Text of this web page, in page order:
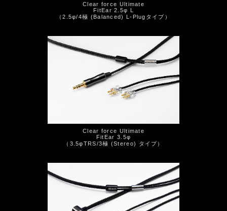
Clear force Ultimate
FitEar 2.5φ L
（2.5φ/4極 (Balanced) L-Plugタイプ）
Clear force Ultimate
FitEar 3.5φ
（3.5φTRS/3極 (Stereo) タイプ）